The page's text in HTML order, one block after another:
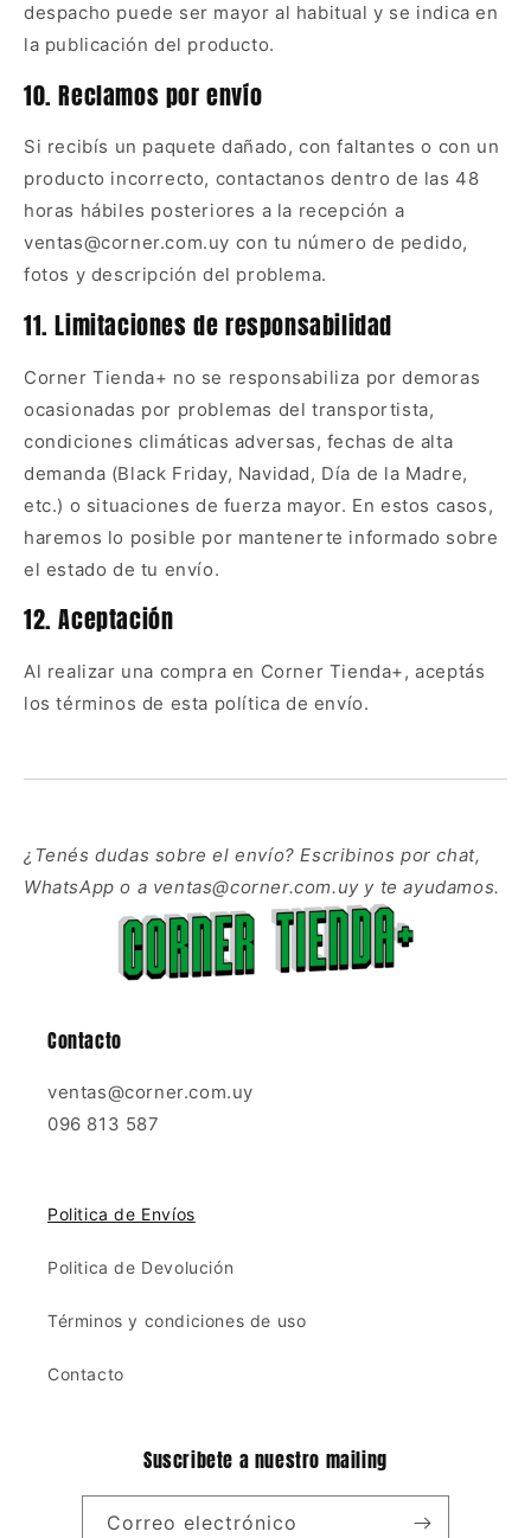
despacho puede ser mayor al habitual y se indica en
la publicación del producto.
10. Reclamos por envío
Si recibís un paquete dañado, con faltantes o con un
producto incorrecto, contactanos dentro de las 48
horas hábiles posteriores a la recepción a
ventas@corner.com.uy con tu número de pedido,
fotos y descripción del problema.
11. Limitaciones de responsabilidad
Corner Tienda+ no se responsabiliza por demoras
ocasionadas por problemas del transportista,
condiciones climáticas adversas, fechas de alta
demanda (Black Friday, Navidad, Día de la Madre,
etc.) o situaciones de fuerza mayor. En estos casos,
haremos lo posible por mantenerte informado sobre
el estado de tu envío.
12. Aceptación
Al realizar una compra en Corner Tienda+, aceptás
los términos de esta política de envío.
¿Tenés dudas sobre el envío? Escribinos por chat,
WhatsApp o a ventas@corner.com.uy y te ayudamos.
Contacto
ventas@corner.com.uy
096 813 587
Politica de Envíos
Politica de Devolución
Términos y condiciones de uso
Contacto
Suscribete a nuestro mailing
Correo electrónico